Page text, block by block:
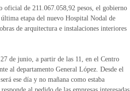
oficial de 211.067.058,92 pesos, el gobierno
etapa del nuevo Hospital Nodal de
de arquitectura e instalaciones interiores
de junio, a partir de las 11, en el Centro
al departamento General López. Desde el
ese día y no mañana como estaba